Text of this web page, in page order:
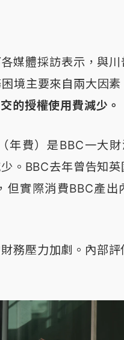
媒體採訪表示，與
境主要來自兩大因
的授權使用費減少。
年費）是BBC一大
。BBC去年曾告知
實際消費BBC產出
務壓力加劇。內部